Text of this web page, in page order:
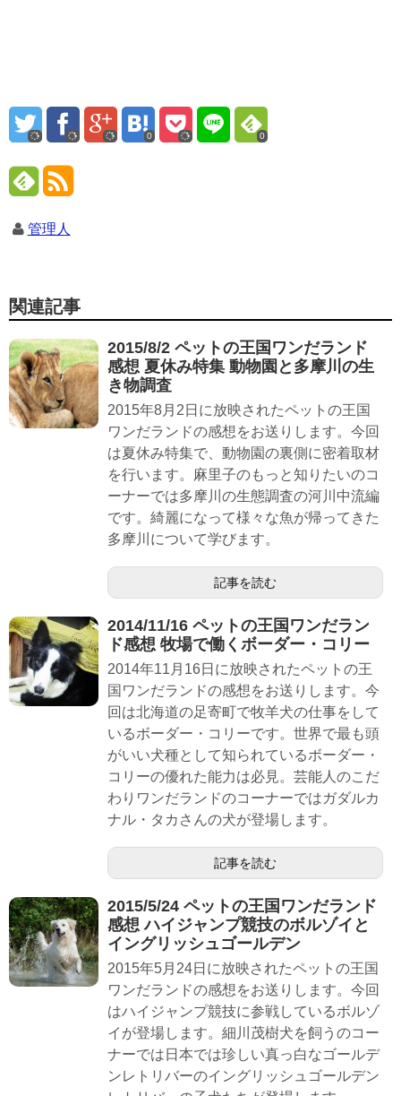
0 0
管理人
関連記事
2015/8/2 ペットの王国ワンだランド
感想 夏休み特集 動物園と多摩川の生
き物調査
2015年8月2日に放映されたペットの王国
ワンだランドの感想をお送りします。今回
は夏休み特集で、動物園の裏側に密着取材
を行います。麻里子のもっと知りたいのコ
ーナーでは多摩川の生態調査の河川中流編
です。綺麗になって様々な魚が帰ってきた
多摩川について学びます。
記事を読む
2014/11/16 ペットの王国ワンだラン
ド感想 牧場で働くボーダー・コリー
2014年11月16日に放映されたペットの王
国ワンだランドの感想をお送りします。今
回は北海道の足寄町で牧羊犬の仕事をして
いるボーダー・コリーです。世界で最も頭
がいい犬種として知られているボーダー・
コリーの優れた能力は必見。芸能人のこだ
わりワンだランドのコーナーではガダルカ
ナル・タカさんの犬が登場します。
記事を読む
2015/5/24 ペットの王国ワンだランド
感想 ハイジャンプ競技のボルゾイと
イングリッシュゴールデン
2015年5月24日に放映されたペットの王国
ワンだランドの感想をお送りします。今回
はハイジャンプ競技に参戦しているボルゾ
イが登場します。細川茂樹犬を飼うのコー
ナーでは日本では珍しい真っ白なゴールデ
ンレトリバーのイングリッシュゴールデン